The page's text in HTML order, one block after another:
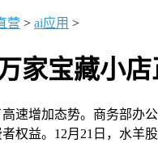
营 > ai应用 >
家宝藏小
增加态势。商务部办公
权益。12月21日，水羊